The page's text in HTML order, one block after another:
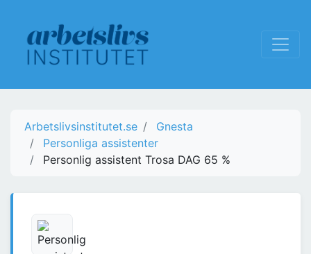
Arbetslivsinstitutet.se
Gnesta
Personliga assistenter
Personlig assistent Trosa DAG 65 %